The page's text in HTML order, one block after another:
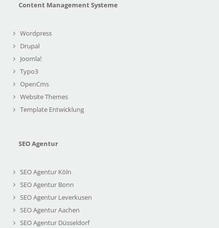
Content Management Systeme
Wordpress
Drupal
Joomla!
Typo3
OpenCms
Website Themes
Template Entwicklung
SEO Agentur
SEO Agentur Köln
SEO Agentur Bonn
SEO Agentur Leverkusen
SEO Agentur Aachen
SEO Agentur Düsseldorf